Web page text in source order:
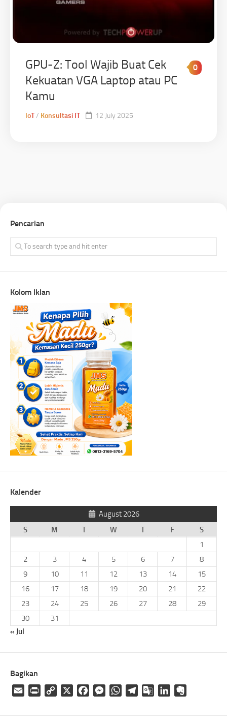
GPU-Z: Tool Wajib Buat Cek
Kekuatan VGA Laptop atau PC
Kamu
0
IoT/ Konsultasi IT 12 July 2025
Pencarian
Kolom Iklan
Kalender
August 2026
S
M T W T F
S
1
2
3 4 5 6 7
8
9
10 11 12 13 14
15
16
17 18 19 20 21
22
23
24 25 26 27 28
29
30
31
« Jul
Bagikan
Email
Print
Copy
FacebookMessengerWhatsAppTelegramGoogleLinkedIn